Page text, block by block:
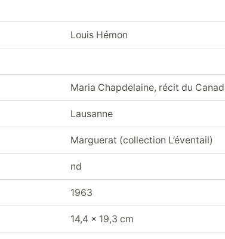
Louis Hémon
Maria Chapdelaine, récit du
Lausanne
Marguerat (collection L’éventail)
nd
1963
14,4 x 19,3 cm